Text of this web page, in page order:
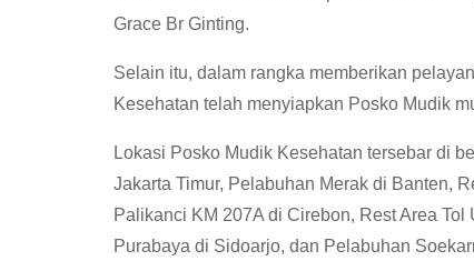
Grace Br Ginting.
Selain itu, dalam rangka memberikan
Kesehatan telah menyiapkan Posko Mudik
Lokasi Posko Mudik Kesehatan tersebar di
Jakarta Timur, Pelabuhan Merak di Banten,
Palikanci KM 207A di Cirebon, Rest Area
Purabaya di Sidoarjo, dan Pelabuhan